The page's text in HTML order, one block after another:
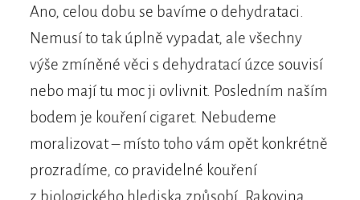
Ano, celou dobu se bavíme o dehydrataci.
Nemusí to tak úplně vypadat, ale všechny
výše zmíněné věci s dehydratací úzce souvisí
nebo mají tu moc ji ovlivnit. Posledním naším
bodem je kouření cigaret. Nebudeme
moralizovat – místo toho vám opět konkrétně
prozradíme, co pravidelné kouření
z biologického hlediska způsobí. Rakovina